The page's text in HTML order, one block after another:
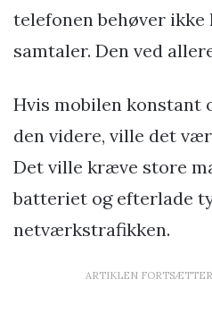
telefonen behøver
samtaler. Den ved
Hvis mobilen konstant
den videre, ville det
Det ville kræve store
batteriet og efterlade
netværkstrafikken.
ARTIKLEN